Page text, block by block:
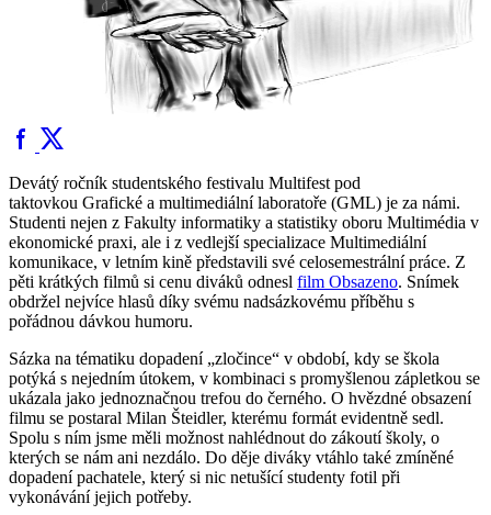
Devátý ročník studentského festivalu Multifest pod
taktovkou Grafické a multimediální laboratoře (GML) je za námi.
Studenti nejen z Fakulty informatiky a statistiky oboru Multimédia v
ekonomické praxi, ale i z vedlejší specializace Multimediální
komunikace, v letním kině představili své celosemestrální práce. Z
pěti krátkých filmů si cenu diváků odnesl film Obsazeno. Snímek
obdržel nejvíce hlasů díky svému nadsázkovému příběhu s
pořádnou dávkou humoru.
Sázka na tématiku dopadení „zločince“ v období, kdy se škola
potýká s nejedním útokem, v kombinaci s promyšlenou zápletkou se
ukázala jako jednoznačnou trefou do černého. O hvězdné obsazení
filmu se postaral Milan Šteidler, kterému formát evidentně sedl.
Spolu s ním jsme měli možnost nahlédnout do zákoutí školy, o
kterých se nám ani nezdálo. Do děje diváky vtáhlo také zmíněné
dopadení pachatele, který si nic netušící studenty fotil při
vykonávání jejich potřeby.